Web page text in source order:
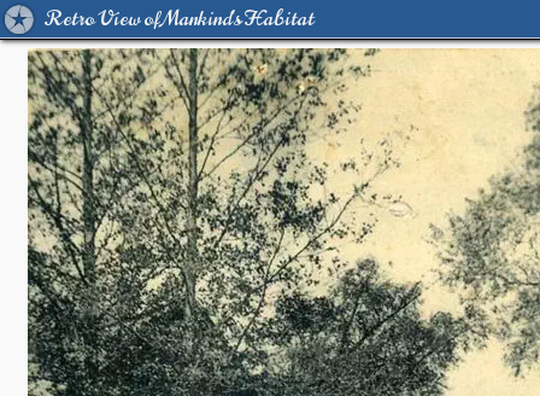
Retro View of Mankind's Habitat